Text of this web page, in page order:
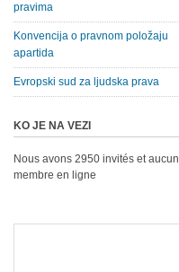
pravima
Konvencija o pravnom položaju
apartida
Evropski sud za ljudska prava
KO JE NA VEZI
Nous avons 2950 invités et aucun
membre en ligne